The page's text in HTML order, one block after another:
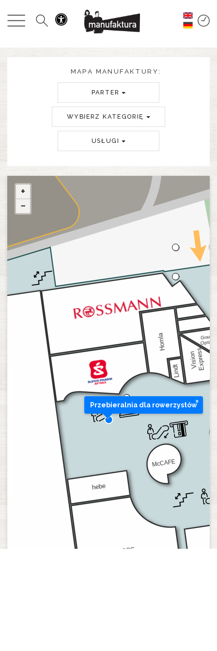
WYDARZENIA
PROMOCJE
RESTAURACJE
O NAS
MAPA MANUFAKTURY:
PARTER
WYBIERZ KATEGORIĘ
USŁUGI
Przebieralnia dla rowerzystów×
+
−